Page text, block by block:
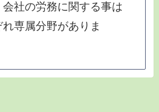
社の労務に関する事は
専属分野がありま